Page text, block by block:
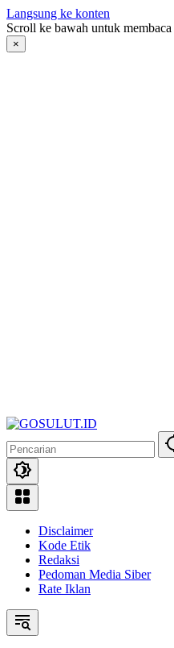
Langsung ke konten
Scroll ke bawah untuk membaca
×
Disclaimer
Kode Etik
Redaksi
Pedoman Media Siber
Rate Iklan